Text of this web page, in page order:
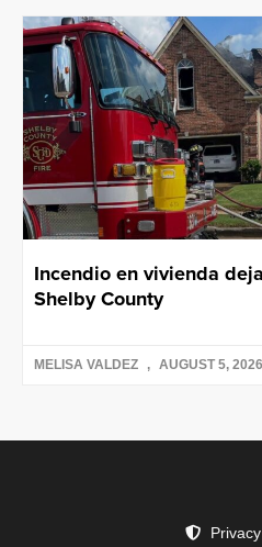
Incendio en vivienda
Shelby County
MELISA VALDEZ AUGUST 5, 2026